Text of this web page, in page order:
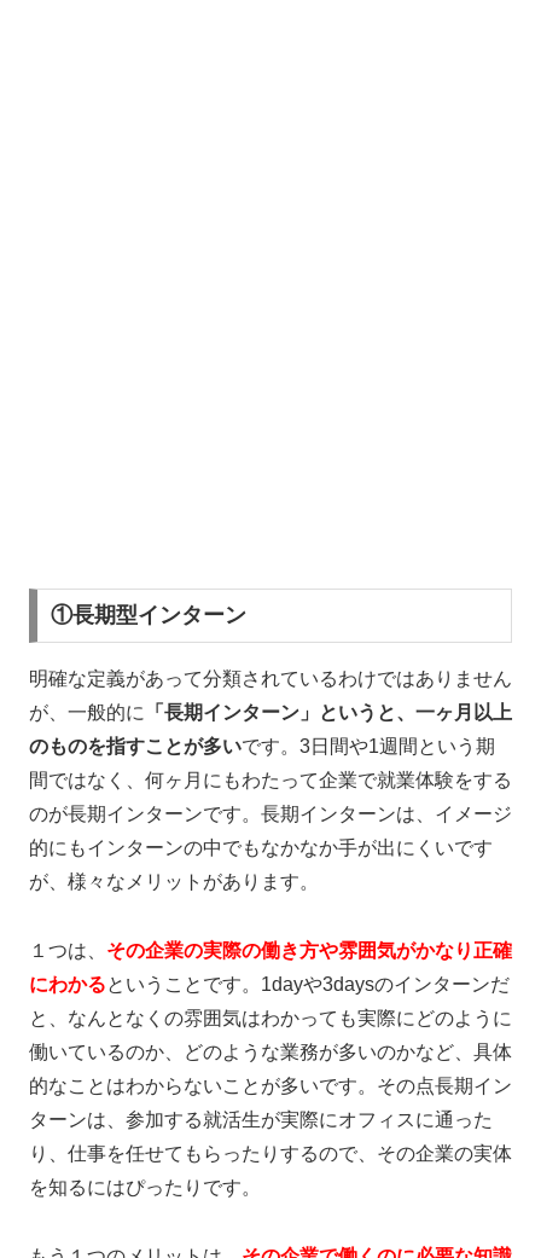
①長期型インターン
明確な定義があって分類されているわけではありません
が、一般的に
「長期インターン」というと、一ヶ月以上
のものを指すことが多いです。3日間や1週間という期
間ではなく、何ヶ月にもわたって企業で就業体験をする
のが長期インターンです。長期インターンは、イメージ
的にもインターンの中でもなかなか手が出にくいです
が、様々なメリットがあります。
１つは、 その企業の実際の働き方や雰囲気がかなり正確
にわかるということです。1dayや3daysのインターンだ
と、なんとなくの雰囲気はわかっても実際にどのように
働いているのか、どのような業務が多いのかなど、具体
的なことはわからないことが多いです。その点長期イン
ターンは、参加する就活生が実際にオフィスに通った
り、仕事を任せてもらったりするので、その企業の実体
を知るにはぴったりです。